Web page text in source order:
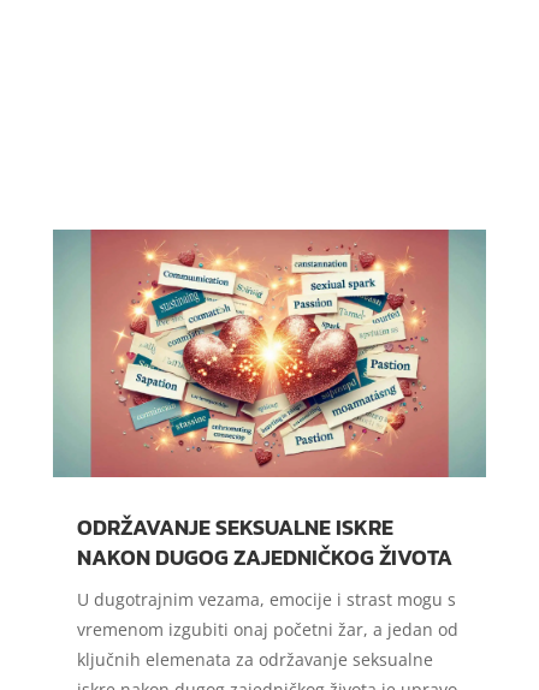
ODRŽAVANJE SEKSUALNE ISKRE
NAKON DUGOG ZAJEDNIČKOG ŽIVOTA
U dugotrajnim vezama, emocije i strast mogu s
vremenom izgubiti onaj početni žar, a jedan od
ključnih elemenata za održavanje seksualne